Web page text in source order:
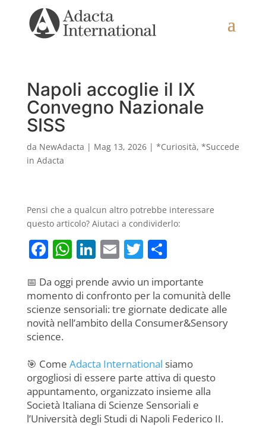
Napoli accoglie il IX
Convegno Nazionale
SISS
da NewAdacta | Mag 13, 2026| *Curiosità, *Succede
in Adacta
Pensi che a qualcun altro potrebbe interessare
questo articolo? Aiutaci a condividerlo:
F
c
e
b
o
o
k
W
at
s
A
p
Li
k
e
dI
E
ai
l
T
itt
er
C
n
di
vi
📅 Da oggi prende avvio un importante
momento di confronto per la comunità delle
scienze sensoriali: tre giornate dedicate alle
novità nell’ambito della Consumer&Sensory
science.
🎯 Come Adacta International siamo
orgogliosi di essere parte attiva di questo
appuntamento, organizzato insieme alla
Società Italiana di Scienze Sensoriali e
l’Università degli Studi di Napoli Federico II.